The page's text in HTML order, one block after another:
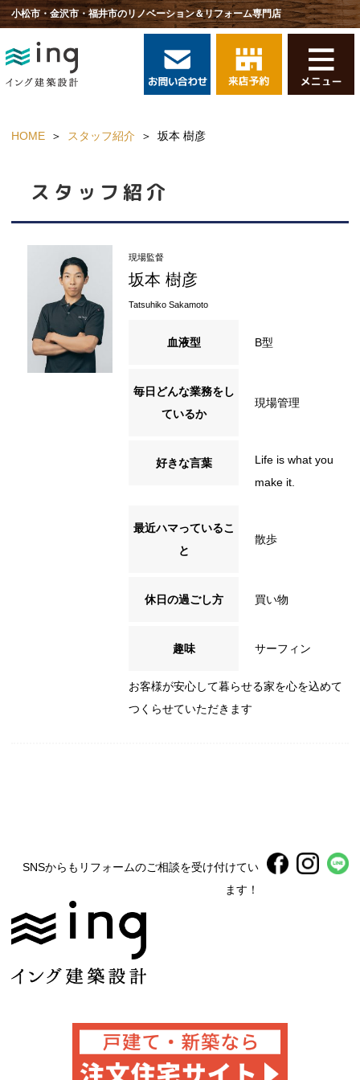
小松市・金沢市・福井市のリノベーション＆リフォーム専門店
HOME スタッフ紹介 坂本 樹彦
スタッフ紹介
現場監督
坂本 樹彦
Tatsuhiko Sakamoto
血液型 B型
毎日どんな業務をし
ているか
現場管理
好きな言葉
Life is what you
make it.
最近ハマっているこ
と
散歩
休日の過ごし方 買い物
趣味 サーフィン
お客様が安心して暮らせる家を心を込めて
つくらせていただきます
SNSからもリフォームのご相談を受け付けてい
ます！